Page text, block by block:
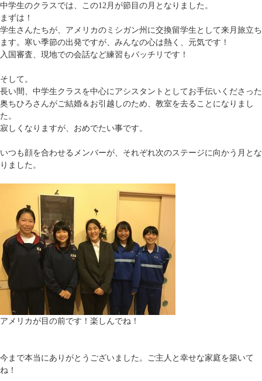
中学生のクラスでは、この12月が節目の月となりました。
まずは！
学生さんたちが、アメリカのミシガン州に交換留学生として来月旅立ち
ます。寒い季節の出発ですが、みんなの心は熱く、元気です！
入国審査、現地での会話など練習もバッチリです！
そして。
長い間、中学生クラスを中心にアシスタントとしてお手伝いくださった
奥ちひろさんがご結婚＆お引越しのため、教室を去ることになりまし
た。
寂しくなりますが、おめでたい事です。
いつも顔を合わせるメンバーが、それぞれ次のステージに向かう月とな
りました。
アメリカが目の前です！楽しんでね！
今まで本当にありがとうございました。ご主人と幸せな家庭を築いて
ね！